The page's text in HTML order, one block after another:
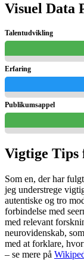
Visuel Data
Talentudvikling
Erfaring
Publikumsappel
Vigtige Tips
Som en, der har
jeg understrege
autentiske og tro
forbindelse med
med relevant
neurovidenskab,
med at forklare,
– se mere på